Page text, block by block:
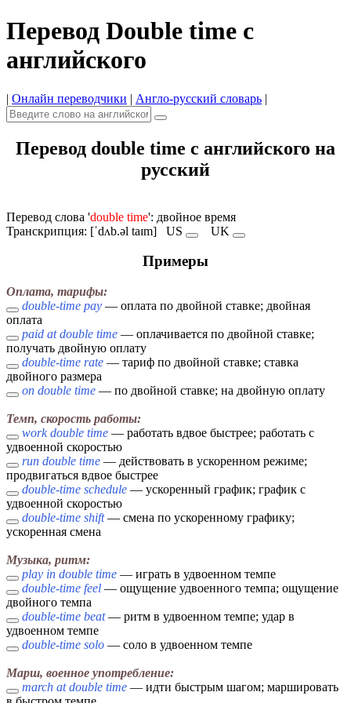
Перевод Double time с
английского
| Онлайн переводчики | Англо-русский словарь |
Перевод double time с английского на
русский
Перевод слова 'double time': двойное время
Транскрипция: [ˈdʌb.əl taɪm] US UK
Примеры
Оплата, тарифы:
double-time pay — оплата по двойной ставке; двойная
оплата
paid at double time — оплачивается по двойной ставке;
получать двойную оплату
double-time rate — тариф по двойной ставке; ставка
двойного размера
on double time — по двойной ставке; на двойную оплату
Темп, скорость работы:
work double time — работать вдвое быстрее; работать с
удвоенной скоростью
run double time — действовать в ускоренном режиме;
продвигаться вдвое быстрее
double-time schedule — ускоренный график; график с
удвоенной скоростью
double-time shift— смена по ускоренному графику;
ускоренная смена
Музыка, ритм:
play in double time — играть в удвоенном темпе
double-time feel — ощущение удвоенного темпа; ощущение
двойного темпа
double-time beat— ритм в удвоенном темпе; удар в
удвоенном темпе
double-time solo — соло в удвоенном темпе
Марш, военное употребление:
march at double time — идти быстрым шагом; маршировать